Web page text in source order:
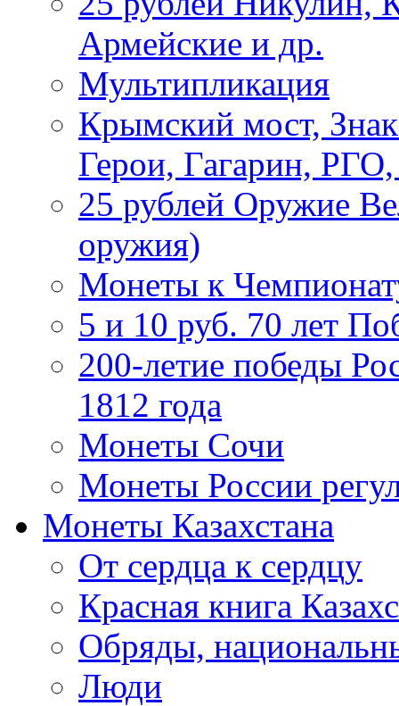
Армейские и др.
Мультипликация
Крымский мост,
Герои, Гагарин,
25 рублей Оружие
оружия)
Монеты к
5 и 10 руб. 70 лет
200-летие победы
1812 года
Монеты Сочи
Монеты России
Монеты Казахстана
От сердца к сердцу
Красная книга
Обряды,
Люди